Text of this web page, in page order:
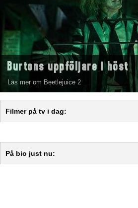
Burtons uppföljare i höst
Läs mer om Beetlejuice 2
Filmer på tv i dag:
På bio just nu: